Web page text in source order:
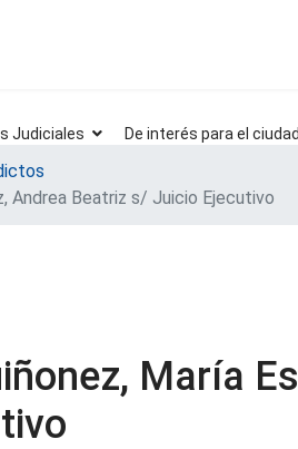
Judiciales De interés para el
Andrea Beatriz s/ Juicio Ejecutivo
María